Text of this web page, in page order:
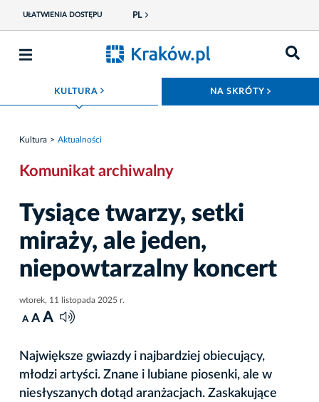
UŁATWIENIA DOSTĘPU PL
KULTURA ROZWIŃ MENU NA SKRÓTY
Kultura Aktualności
Komunikat archiwalny
Tysiące twarzy, setki
miraży, ale jeden,
niepowtarzalny koncert
wtorek, 11 listopada 2025 r.
A A A
Największe gwiazdy i najbardziej obiecujący,
młodzi artyści. Znane i lubiane piosenki, ale w
niesłyszanych dotąd aranżacjach. Zaskakujące